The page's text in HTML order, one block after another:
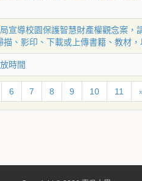
宣導校園保護智慧財產權觀念案
、影印、下載或上傳書籍、教材
時間
6 7 8 9 10 11